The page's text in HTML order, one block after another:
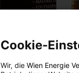
Cookie-
Wir, die Wien Energie